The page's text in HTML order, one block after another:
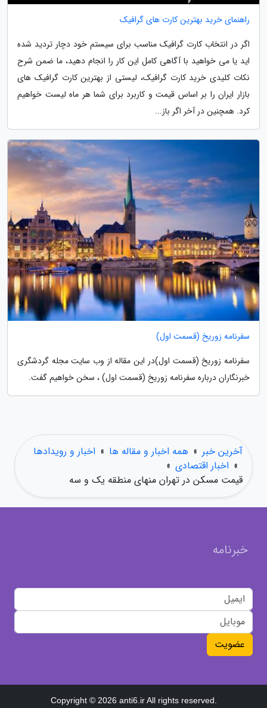
راهنمای خرید بهترین کارت های گرافیک
اگر در انتخاب کارت گرافیک مناسب برای سیستم خود دچار تردید شده
اید یا می خواهید با آگاهی کامل این کار را انجام دهید، ما ضمن شرح
نکات کلیدی خرید کارت گرافیک، لیستی از بهترین کارت گرافیک های
بازار ایران را بر اساس قیمت و کاربرد برای شما هر ماه لیست خواهیم
کرد. همچنین در آخر اگر باز...
سفرنامه زوریخ (قسمت اول)
سفرنامه زوریخ (قسمت اول)در این مقاله از وب سایت مجله گردشگری
خبرنگاران درباره سفرنامه زوریخ (قسمت اول) ، سخن خواهیم گفت.
آخرین خبر » همه اخبار و مقاله ها » اخبار و رویدادها
» اخبار اقتصادی »
قیمت مسکن در تهران منهای منطقه یک و سه
خبرنامه
عضویت
Copyright © 2026 anti6.ir All rights reserved.